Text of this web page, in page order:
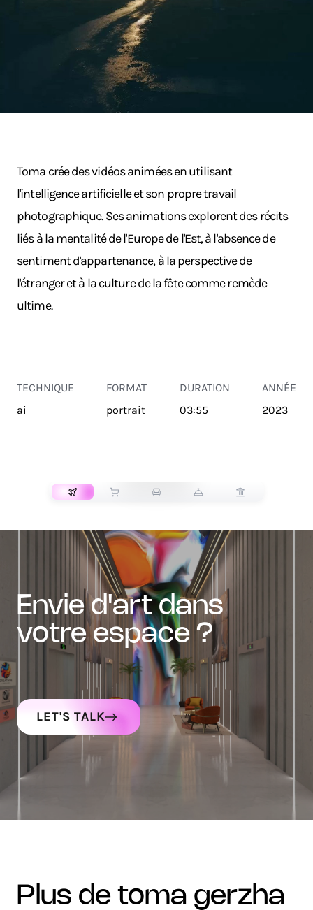
Toma crée des vidéos animées en utilisant
l'intelligence artificielle et son propre travail
photographique. Ses animations explorent des récits
liés à la mentalité de l'Europe de l'Est, à l'absence de
sentiment d'appartenance, à la perspective de
l'étranger et à la culture de la fête comme remède
ultime.
TECHNIQUE
ai
FORMAT
portrait
DURATION
03:55
ANNÉE
2023
envie d'art dans
votre espace ?
LET'S TALK
plus de toma gerzha